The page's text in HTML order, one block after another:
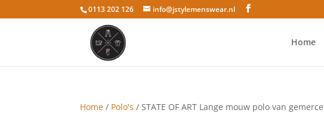
0113 202 126 info@jstylemenswear.nl
Home
Home / Polo's / STATE OF ART Lange mouw polo van